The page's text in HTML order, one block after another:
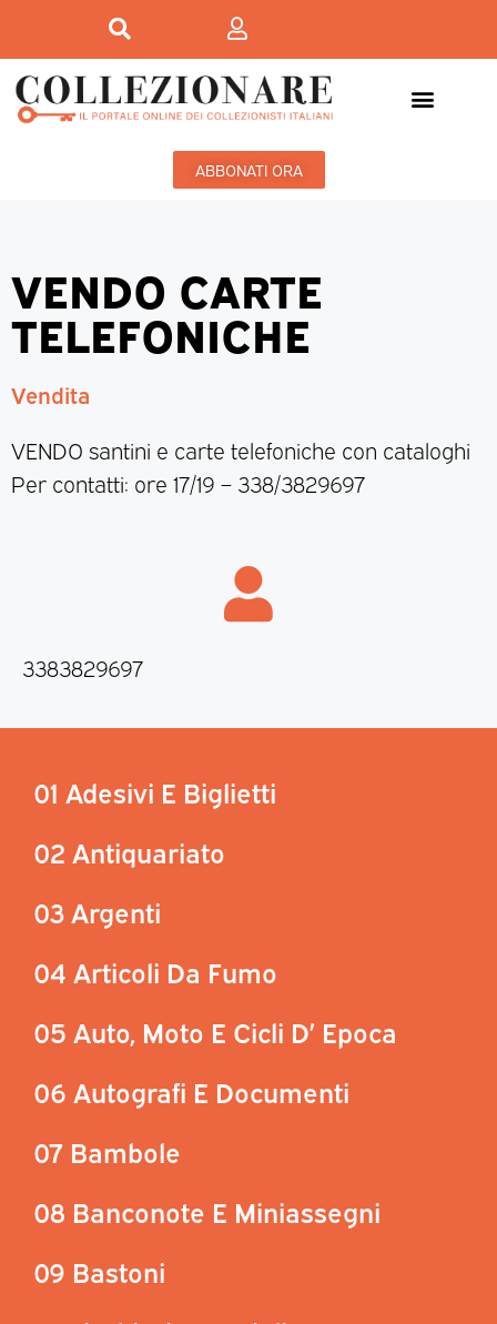
ABBONATI ORA
VENDO CARTE
TELEFONICHE
Vendita
VENDO santini e carte telefoniche con cataloghi
Per contatti: ore 17/19 – 338/3829697
3383829697
01 Adesivi E Biglietti
02 Antiquariato
03 Argenti
04 Articoli Da Fumo
05 Auto, Moto E Cicli D’ Epoca
06 Autografi E Documenti
07 Bambole
08 Banconote E Miniassegni
09 Bastoni